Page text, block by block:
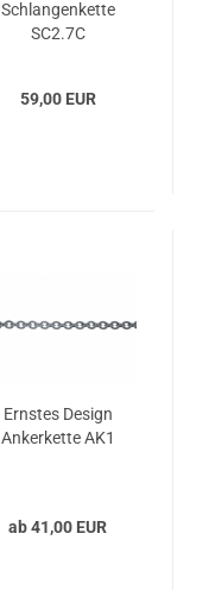
Schlangenkette
SC2.7C
59,00 EUR
Ernstes Design
Ankerkette AK1
ab 41,00 EUR